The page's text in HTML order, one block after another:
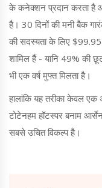
के कनेक्शन प्रदान करता है
है। 30 दिनों की मनी बैक
की सदस्यता के लिए $99.95
शामिल हैं - यानि 49% की
भी एक वर्ष मुफ्त मिलता है।
हालांकि यह तरीका केवल
टोटेनहम हॉटस्पर बनाम
सबसे उचित विकल्प है।